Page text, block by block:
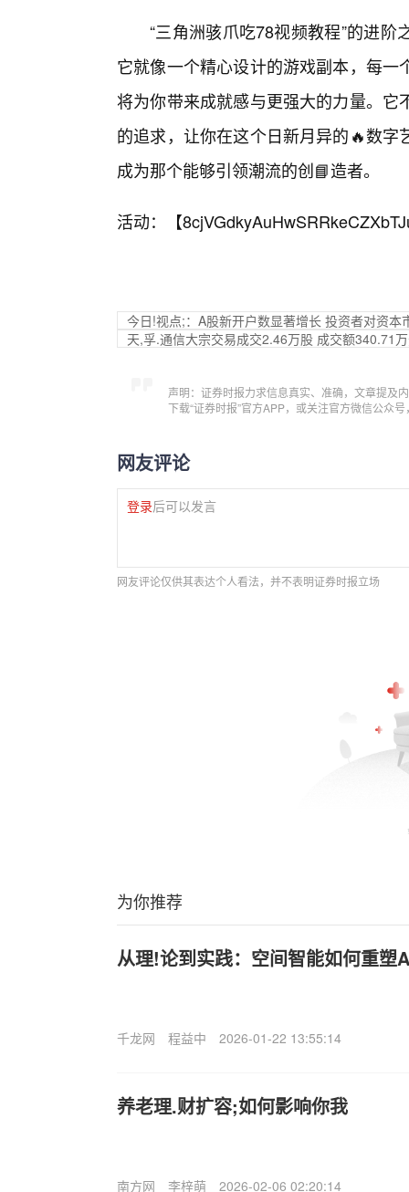
“三角洲骇爪吃78视频教程”的进
它就像一个精心设计的游戏副本，每
将为你带来成就感与更强大的力量。
的追求，让你在这个日新月异的🔥数
成为那个能够引领潮流的创📘造者。
活动：【
今日!视点;：A股新开户数显著增长 投资者对资本
天,孚.通信大宗交易成交2.46万股 成交额340.71
声明：证券时报力求信息真实、准确，文章提及
下载“证券时报”官方APP，或关注官方微信公众
网友评论
登录后可以发言
网友评论仅供其表达个人看法，并不表明证券时报立场
为你推荐
从理!论到实践：空间智能如何重塑
千龙网 程益中 2026-01-22 13:55:14
养老理.财扩容;如何影响你我
南方网 李梓萌 2026-02-06 02:20:14